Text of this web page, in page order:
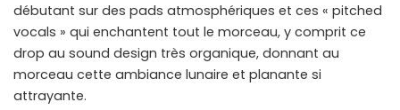
débutant sur des pads atmosphériques et ces « pitched
vocals » qui enchantent tout le morceau, y comprit ce
drop au sound design très organique, donnant au
morceau cette ambiance lunaire et planante si
attrayante.